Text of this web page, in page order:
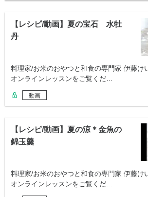
【レシピ/動画】夏の宝石 水牡
丹
料理家/お米のおやつと和食の専門家 伊藤け
オンラインレッスンをご覧くだ…
動画
【レシピ/動画】夏の涼＊金魚の
錦玉羹
料理家/お米のおやつと和食の専門家 伊藤け
オンラインレッスンをご覧くだ…